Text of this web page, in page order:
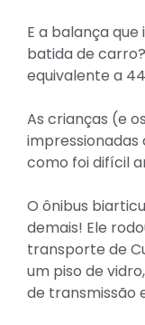
E a balança
batida de
equivalente a
As crianças (e
impressionadas
como foi difícil
O ônibus
demais! Ele
transporte de
um piso de
de transmissão